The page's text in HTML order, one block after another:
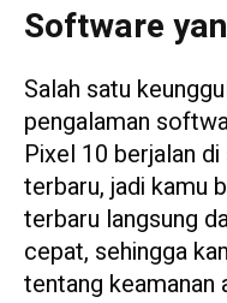
Software
Salah satu
pengalaman
Pixel 10 berjalan
terbaru, jadi kamu
terbaru langsung
cepat, sehingga
tentang keamanan